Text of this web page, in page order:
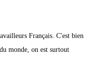
Français. C'est bien
monde, on est surtout